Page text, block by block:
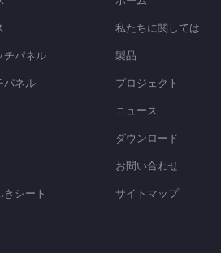
チパネル
パネル
シート
私たちに関しては
製品
プロジェクト
ニュース
ダウンロード
お問い合わせ
サイトマップ